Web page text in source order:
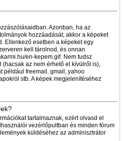
Azonban, ha az
hozzáadását, akkor a képeket
Ellenkező esetben a képeket egy
kell tárolnod, és onnan
en-kepem.gif. Nem tudsz
az nem érhető el kívülről is),
például freemail, gmail, yahoo
stb. A képek megjelenítéséhez
tartalmaznak, ezért olvasd el
vezérlőpultban és minden fórum
küldéséhez az adminisztrátor